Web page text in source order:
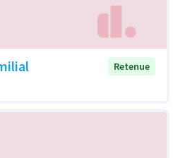
Retenue